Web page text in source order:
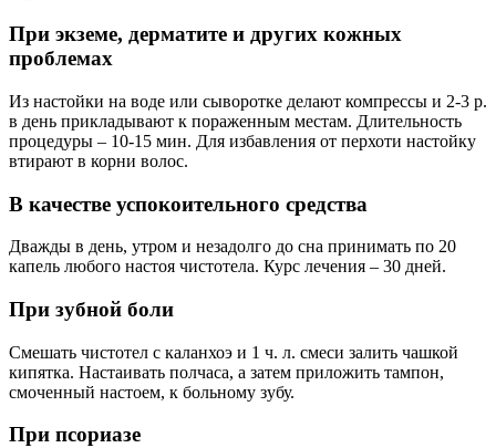
При экземе, дерматите и других кожных
проблемах
Из настойки на воде или сыворотке делают компрессы и 2-3 р.
в день прикладывают к пораженным местам. Длительность
процедуры – 10-15 мин. Для избавления от перхоти настойку
втирают в корни волос.
В качестве успокоительного средства
Дважды в день, утром и незадолго до сна принимать по 20
капель любого настоя чистотела. Курс лечения – 30 дней.
При зубной боли
Смешать чистотел с каланхоэ и 1 ч. л. смеси залить чашкой
кипятка. Настаивать полчаса, а затем приложить тампон,
смоченный настоем, к больному зубу.
При псориазе